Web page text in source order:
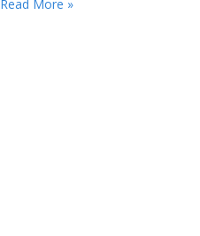
Read More »